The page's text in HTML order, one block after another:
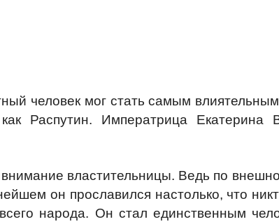
человек мог стать самым
Распутин. Императрица
властительницы. Ведь по
он прославился настолько, что
народа. Он стал единственным